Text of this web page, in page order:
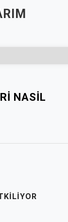
NASIL